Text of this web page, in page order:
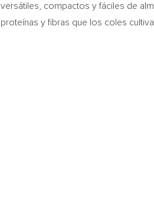
versátiles, compactos y fáciles de
proteínas y fibras que los coles